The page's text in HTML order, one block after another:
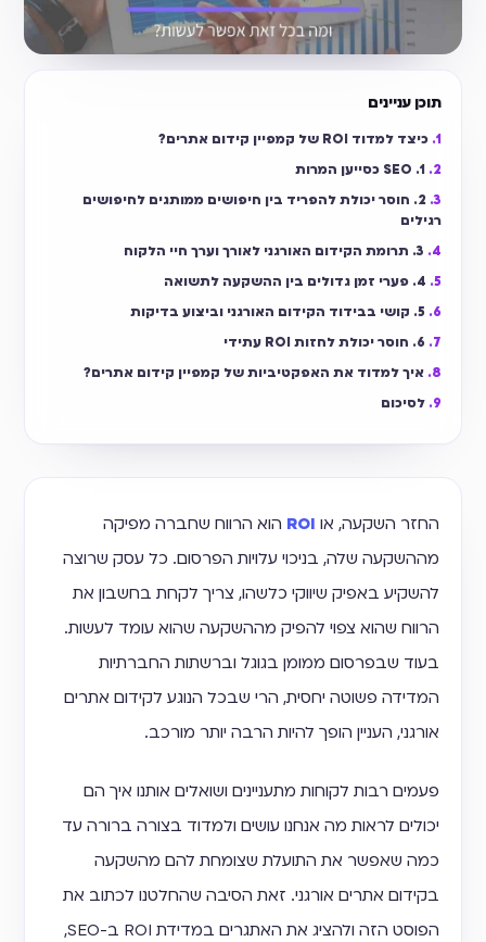
החזר השקעה, או ROI הוא הרווח שחברה מפיקה
מההשקעה שלה, בניכוי עלויות הפרסום. כל עסק שרוצה
להשקיע באפיק שיווקי כלשהו, צריך לקחת בחשבון את
הרווח שהוא צפוי להפיק מההשקעה שהוא עומד לעשות.
בעוד שבפרסום ממומן בגוגל וברשתות החברתיות
המדידה פשוטה יחסית, הרי שבכל הנוגע לקידום אתרים
אורגני, העניין הופך להיות הרבה יותר מורכב.
פעמים רבות לקוחות מתעניינים ושואלים אותנו איך הם
יכולים לראות מה אנחנו עושים ולמדוד בצורה ברורה עד
כמה שאפשר את התועלת שצומחת להם מהשקעה
בקידום אתרים אורגני. זאת הסיבה שהחלטנו לכתוב את
הפוסט הזה ולהציג את האתגרים במדידת ROI ב-SEO,
תוכן עניינים
כיצד למדוד ROI של קמפיין קידום אתרים?
1. SEO כסייען המרות
2. חוסר יכולת להפריד בין חיפושים ממותגים לחיפושים
רגילים
3. תרומת הקידום האורגני לאורך וערך חיי הלקוח
4. פערי זמן גדולים בין ההשקעה לתשואה
5. קושי בבידוד הקידום האורגני וביצוע בדיקות
6. חוסר יכולת לחזות ROI עתידי
איך למדוד את האפקטיביות של קמפיין קידום אתרים?
לסיכום